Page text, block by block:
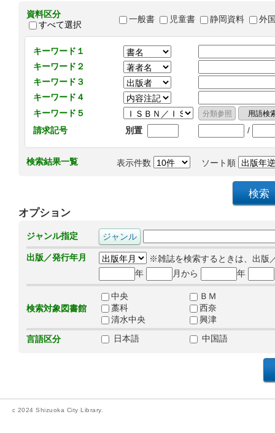
資料区分
すべて選択
一般書 児童書 静岡資料 外
キーワード１
キーワード２
キーワード３
キーワード４
キーワード５
請求記号
別置 /
検索結果一覧 表示件数 ソート順
オプション
ジャンル指定
出版／発行年月
※雑誌を検索するときは、出版
年
月から 年
検索対象図書館
中央
ＢＭ
藁科
西奈
清水中央
興津
言語区分
日本語 中国語
c 2024 Shizuoka City Library.